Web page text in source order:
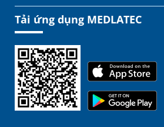
Tải ứng dụng MEDLATEC